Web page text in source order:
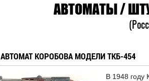
АВТОМАТЫ /
АВТОМАТ КОРОБОВА МОДЕЛИ ТКБ-454
В 1948 году